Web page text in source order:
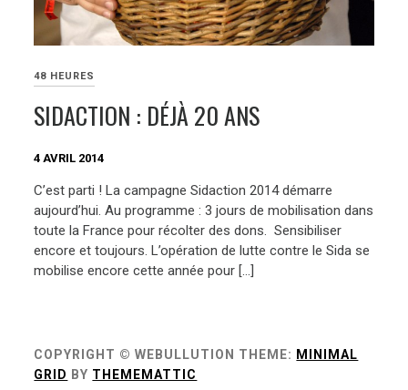
48 HEURES
SIDACTION : DÉJÀ 20 ANS
4 AVRIL 2014
C’est parti ! La campagne Sidaction 2014 démarre
aujourd’hui. Au programme : 3 jours de mobilisation dans
toute la France pour récolter des dons. Sensibiliser
encore et toujours. L’opération de lutte contre le Sida se
mobilise encore cette année pour […]
COPYRIGHT © WEBULLUTION THEME: MINIMAL
GRID BY THEMEMATTIC